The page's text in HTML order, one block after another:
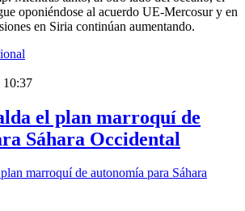
oponiéndose al acuerdo UE-Mercosur y en
en Siria continúan aumentando.
10:37
el plan marroquí de
Sáhara Occidental